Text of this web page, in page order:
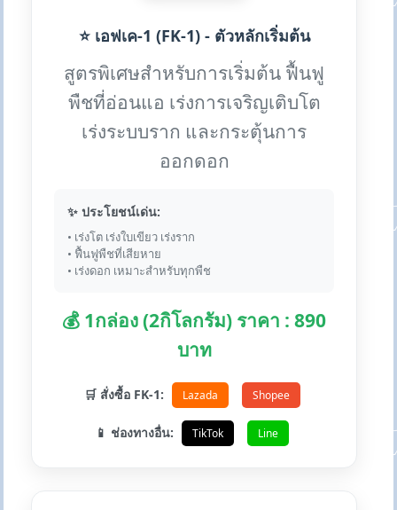
⭐ เอฟเค-1 (FK-1) - ตัวหลักเริ่มต้น
สูตรพิเศษสำหรับการเริ่มต้น ฟื้นฟู
พืชที่อ่อนแอ เร่งการเจริญเติบโต
เร่งระบบราก และกระตุ้นการ
ออกดอก
✨ ประโยชน์เด่น:
• เร่งโต เร่งใบเขียว เร่งราก
• ฟื้นฟูพืชที่เสียหาย
• เร่งดอก เหมาะสำหรับทุกพืช
💰 1กล่อง (2กิโลกรัม) ราคา : 890
บาท
🛒 สั่งซื้อ FK-1: Lazada Shopee
📱 ช่องทางอื่น: TikTok Line